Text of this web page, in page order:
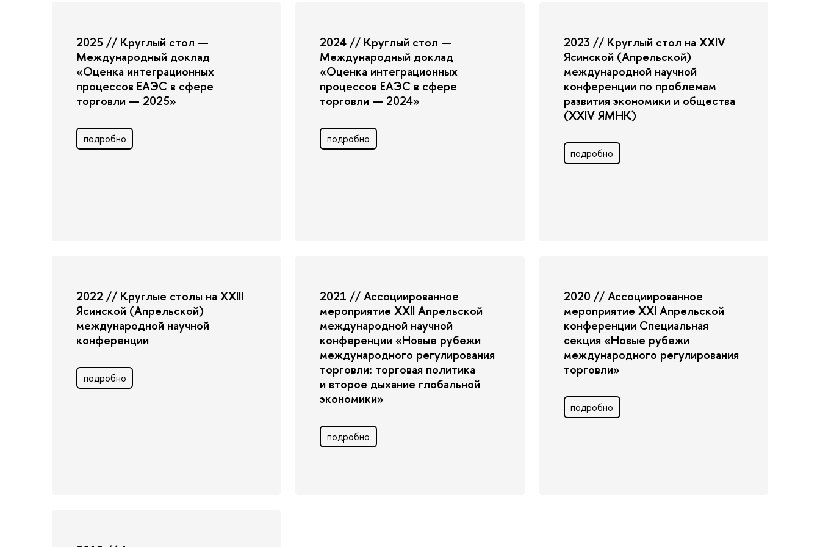
2025 // Круглый стол —
Международный доклад
«Оценка интеграционных
процессов ЕАЭС в сфере
торговли — 2025»
подробно
2024 // Круглый стол —
Международный доклад
«Оценка интеграционных
процессов ЕАЭС в сфере
торговли — 2024»
подробно
2023 // Круглый стол на XXIV
Ясинской (Апрельской)
международной научной
конференции по проблемам
развития экономики и общества
(XXIV ЯМНК)
подробно
2022 // Круглые столы на XXIII
Ясинской (Апрельской)
международной научной
конференции
подробно
2021 // Ассоциированное
мероприятие XXII Апрельской
международной научной
конференции «Новые рубежи
международного регулирования
торговли: торговая политика
и второе дыхание глобальной
экономики»
подробно
2020 // Ассоциированное
мероприятие XXI Апрельской
конференции Специальная
секция «Новые рубежи
международного регулирования
торговли»
подробно